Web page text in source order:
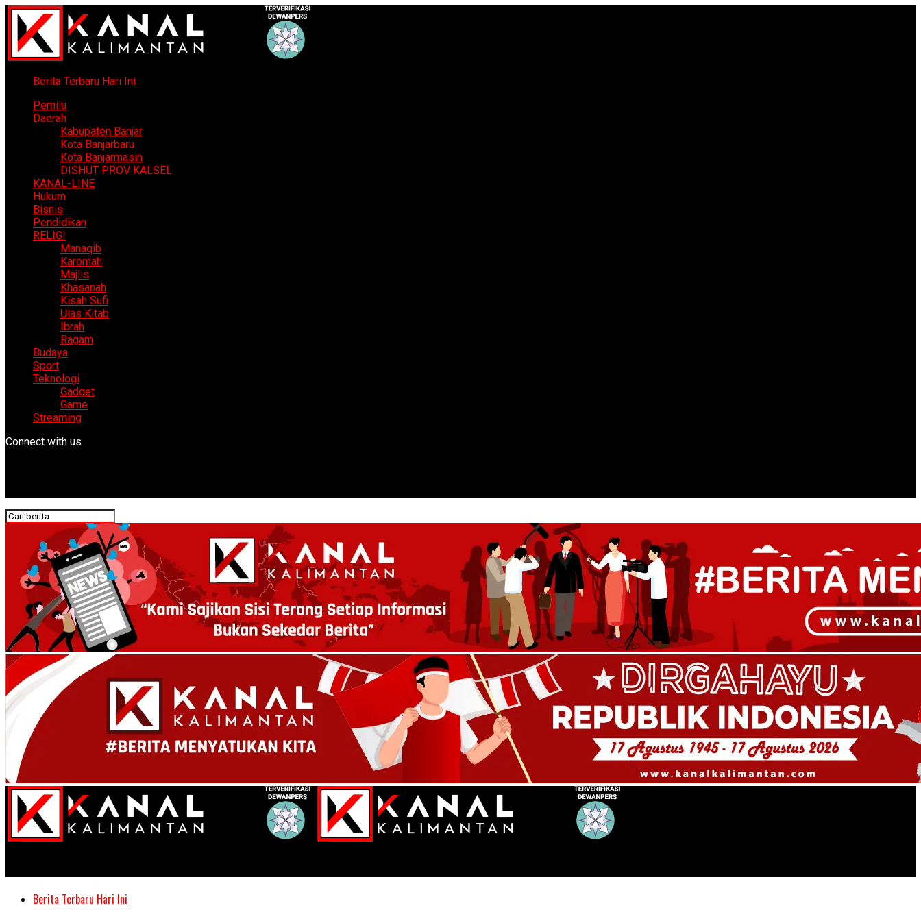
Berita Terbaru Hari Ini
Pemilu
Daerah
Kabupaten Banjar
Kota Banjarbaru
Kota Banjarmasin
DISHUT PROV KALSEL
KANAL-LINE
Hukum
Bisnis
Pendidikan
RELIGI
Manaqib
Karomah
Majlis
Khasanah
Kisah Sufi
Ulas Kitab
Ibrah
Ragam
Budaya
Sport
Teknologi
Gadget
Game
Streaming
Connect with us
Berita Terbaru Hari Ini